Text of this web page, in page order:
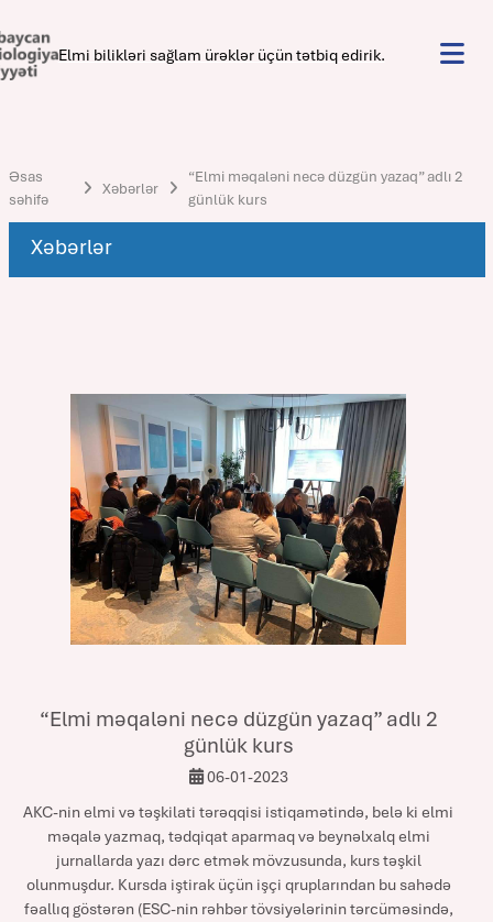
Elmi bilikləri sağlam ürəklər üçün tətbiq edirik.
Əsas
səhifə
Xəbərlər
“Elmi məqaləni necə düzgün yazaq” adlı 2
günlük kurs
Xəbərlər
“Elmi məqaləni necə düzgün yazaq” adlı 2
günlük kurs
06-01-2023
AKC-nin elmi və təşkilati tərəqqisi istiqamətində, belə ki elmi
məqalə yazmaq, tədqiqat aparmaq və beynəlxalq elmi
jurnallarda yazı dərc etmək mövzusunda, kurs təşkil
olunmuşdur. Kursda iştirak üçün işçi qruplarından bu sahədə
fəallıq göstərən (ESC-nin rəhbər tövsiyələrinin tərcüməsində,